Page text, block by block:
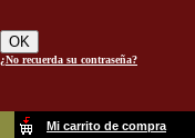
¿No recuerda su contraseña?
Mi carrito de compra